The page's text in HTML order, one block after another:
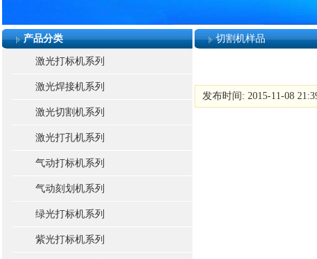
产品分类
激光打标机系列
激光焊接机系列
激光切割机系列
激光打孔机系列
气动打标机系列
气动刻划机系列
绿光打标机系列
紫光打标机系列
切割机样品
发布时间: 2015-11-08